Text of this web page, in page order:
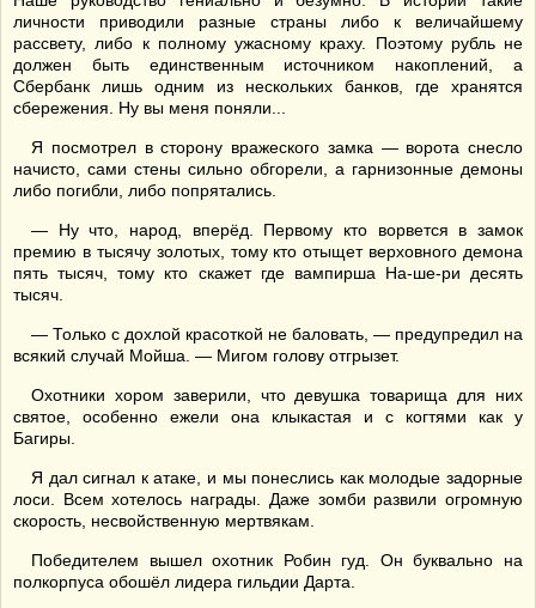
личности приводили разные страны либо к величайшему
рассвету, либо к полному ужасному краху. Поэтому рубль не
должен быть единственным источником накоплений, а
Сбербанк лишь одним из нескольких банков, где хранятся
сбережения. Ну вы меня поняли...
Я посмотрел в сторону вражеского замка — ворота снесло
начисто, сами стены сильно обгорели, а гарнизонные демоны
либо погибли, либо попрятались.
— Ну что, народ, вперёд. Первому кто ворвется в замок
премию в тысячу золотых, тому кто отыщет верховного демона
пять тысяч, тому кто скажет где вампирша На-ше-ри десять
тысяч.
— Только с дохлой красоткой не баловать, — предупредил на
всякий случай Мойша. — Мигом голову отгрызет.
Охотники хором заверили, что девушка товарища для них
святое, особенно ежели она клыкастая и с когтями как у
Багиры.
Я дал сигнал к атаке, и мы понеслись как молодые задорные
лоси. Всем хотелось награды. Даже зомби развили огромную
скорость, несвойственную мертвякам.
Победителем вышел охотник Робин гуд. Он буквально на
полкорпуса обошёл лидера гильдии Дарта.